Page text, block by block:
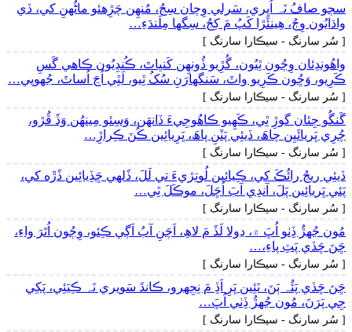
سڄو صافُ نَہ اُڀِري، سَرلي وِچان سِجُ، مُنھِن چَڙِهئو ماڻُهنِ کي، ڏي
واڌايُون وِڄُ، ھِينئَڙا کَپُ مَ کِجُ، سِگها مِلَندَءِ…
[ سُر سارنگ - سيڪارا سارنگ ]
واھُوندِئان وِڄُون ٿِيُون، گُڙِيو ڏُونھِن کَنڀاتَ، ڪُنڍِيُون ڪاھي گَسِ
ڪَرِيو، وَڇُون ڪَرِيو واٽَ، سَنگهارَنِ سُکُ ٿِيو، لَٿِي اُڃَ اُساٽَ، جُهوپي…
[ سُر سارنگ - سيڪارا سارنگ ]
گَنگُو جِئان گوڙِ ٿِي، ڪَھِيو ڪاھُوجِيءَ ڏانھَن، وَسِئو مِينھُن وَڏَ ڦُڙو،
چُرِي ڀَريائَيِن چاھَ، ڏيئِي پَٽَنِ پاھَ، ڀَرِيائِين ڪُنَ ڪِراڙِ…
[ سُر سارنگ - سيڪارا سارنگ ]
ڏيئِي ريجُ رائُڪَ کي، ڪِيائين لُوتِڙيءَ تي لَلَ، ڏَلهي ڇَڏِيائِين ڏَڙَه کي،
پَئي ڀَريائِين پَلَ، آندِي آبَ اُڇَلَ، موڪَلَ ٿِي…
[ سُر سارنگ - سيڪارا سارنگ ]
مُون جُهڙُ ڏِٺو اُڀَ ۾، ڍولا لَڏَ مَ لاھِ، اَچَنِ آبُ اَڳي ڪِئو، وِڄُون اُتَرَ واءِ،
ڇَنَ ڇَڏي پَٽِ پاءِ،…
[ سُر سارنگ - سيڪارا سارنگ ]
ڇَنَ ڇَڏي پَئُہ ٻَنَ، نَئِين ڀَرِ اَڏِ مَ نِجِهرو، ڪانڌَ سَويري نَہ ڪِيَئِي، پَکِي
جِي پَرَنَ، مُون جُهڙُ ڏِٺي اُڀَ…
[ سُر سارنگ - سيڪارا سارنگ ]